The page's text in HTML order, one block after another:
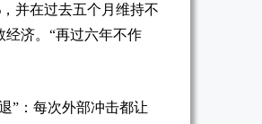
并在过去五个月维持不
济。“再过六年不作
”：每次外部冲击都让